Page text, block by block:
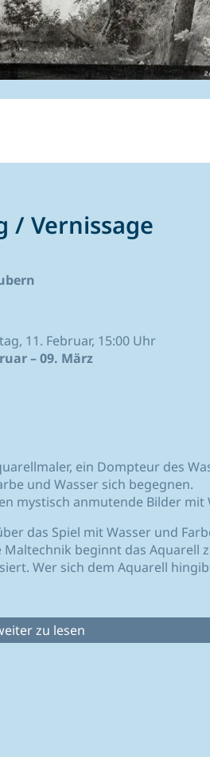
/ Vernissage
11. Februar, 15:00 Uhr
– 09. März
ein Dompteur des
und Wasser sich begegnen.
mystisch anmutende Bilder mit
das Spiel mit Wasser und
Maltechnik beginnt das Aquarell
Wer sich dem Aquarell
zu lesen